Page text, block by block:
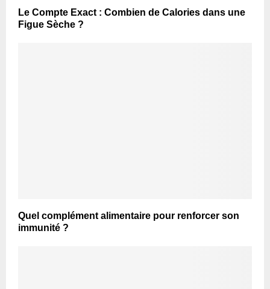
Le Compte Exact : Combien de Calories dans une
Figue Sèche ?
Quel complément alimentaire pour renforcer son
immunité ?